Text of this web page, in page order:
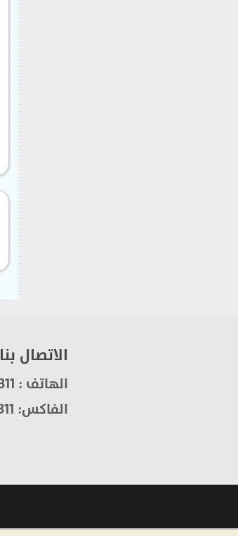
الاتصال بنا
الهاتف : 2150311
الفاكس: 2150311